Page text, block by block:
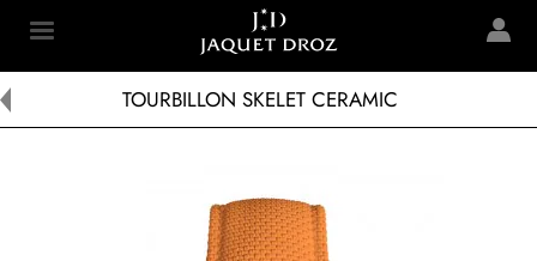
content
Jaquet Droz
TOURBILLON SKELET CERAMIC